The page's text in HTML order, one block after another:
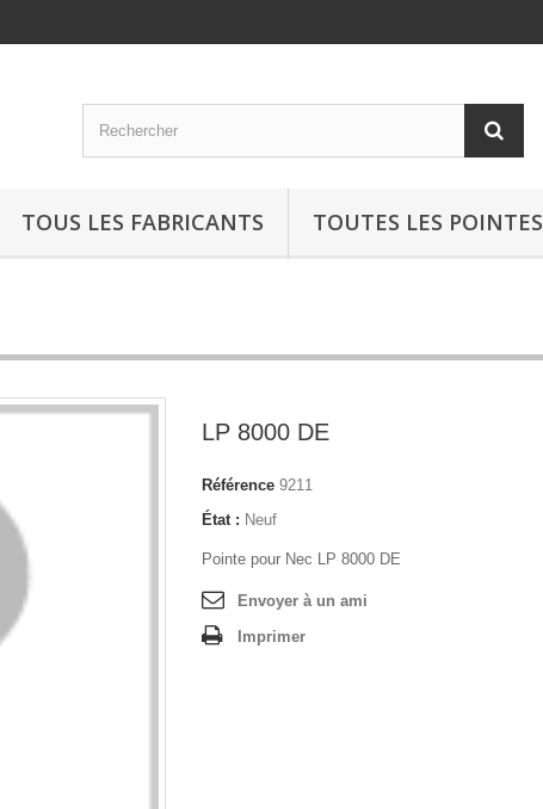
TOUS LES FABRICANTS TOUTES LES POINTES
LP 8000 DE
Référence 9211
État : Neuf
Pointe pour Nec LP 8000 DE
Envoyer à un ami
Imprimer